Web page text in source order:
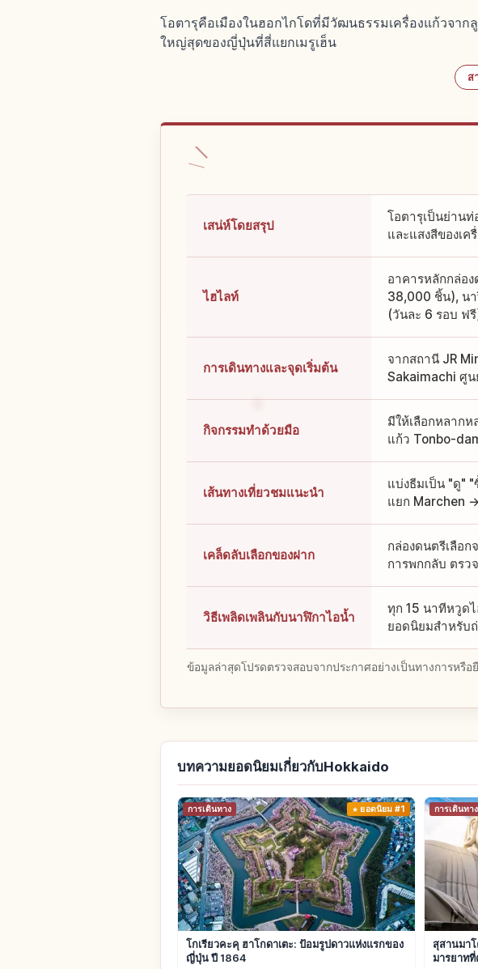
โอตารุคือเมืองในฮอกไกโดที่มีวัฒนธรรมเครื่องแก้วจา
ใหญ่สุดของญี่ปุ่นที่สี่แยกเมรูเฮ็น
ส
เสน่ห์โดยสรุป
โอตารุเป็นย่านท่
และแสงสีของเ
ไฮไลท์
อาคารหลักกล่อ
38,000 ชิ้น), น
(วันละ 6 รอบ ฟ
การเดินทางและจุดเริ่มต้น
จากสถานี JR
Sakaimachi ศูน
กิจกรรมทำด้วยมือ
มีให้เลือกหลาก
แก้ว Tonbo-
เส้นทางเที่ยวชมแนะนำ
แบ่งธีมเป็น "ดู"
แยก Marchen
เคล็ดลับเลือกของฝาก
กล่องดนตรีเลือก
การพกกลับ ตร
วิธีเพลิดเพลินกับนาฬิกาไอน้ำ
ทุก 15 นาทีหวูดไ
ยอดนิยมสำหรับ
ข้อมูลล่าสุดโปรดตรวจสอบจากประกาศอย่างเป็นทางการหรื
บทความยอดนิยมเกี่ยวกับHokkaido
การเดินทาง ยอดนิยม #1
โกเรียวคะคุ ฮาโกดาเตะ: ป้อมรูปดาวแห่งแรกของ
ญี่ปุ่น ปี 1864
การเดินทาง
สุสานมา
มารยาท